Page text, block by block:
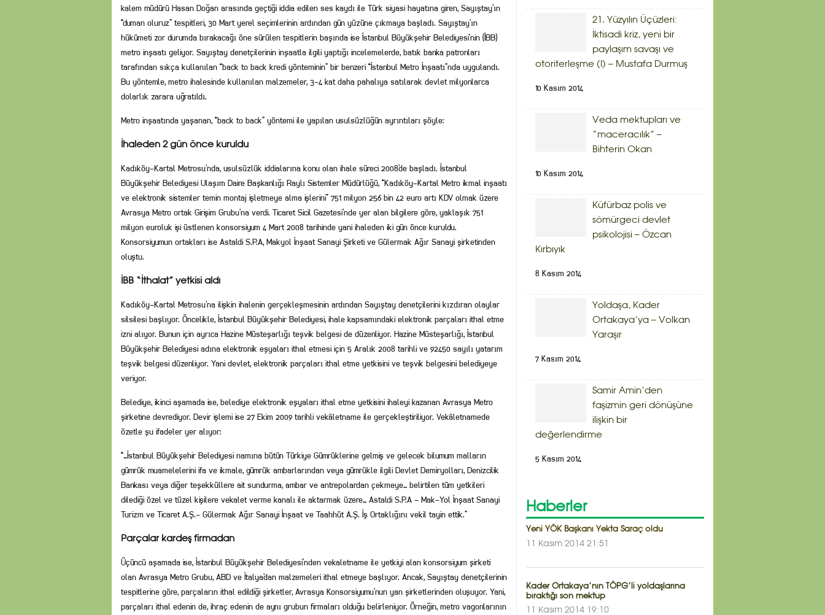
kalem müdürü Hasan Doğan arasında geçtiği iddia edilen ses kaydı ile Türk siyasi hayatına giren, Sayıştay’ın
“duman oluruz” tespitleri, 30 Mart yerel seçimlerinin ardından gün yüzüne çıkmaya başladı. Sayıştay’ın
hükümeti zor durumda bırakacağı öne sürülen tespitlerin başında ise İstanbul Büyükşehir Belediyesi’nin (İBB)
metro inşaatı geliyor. Sayıştay denetçilerinin inşaatla ilgili yaptığı incelemelerde, batık banka patronları
tarafından sıkça kullanılan “back to back kredi yönteminin” bir benzeri “İstanbul Metro İnşaatı”nda uygulandı.
Bu yöntemle, metro ihalesinde kullanılan malzemeler, 3-4 kat daha pahalıya satılarak devlet milyonlarca
dolarlık zarara uğratıldı.
Metro inşaatında yaşanan, “back to back” yöntemi ile yapılan usulsüzlüğün ayrıntıları şöyle:
İhaleden 2 gün önce kuruldu
Kadıköy-Kartal Metrosu’nda, usulsüzlük iddialarına konu olan ihale süreci 2008’de başladı. İstanbul
Büyükşehir Belediyesi Ulaşım Daire Başkanlığı Raylı Sistemler Müdürlüğü, “Kadıköy-Kartal Metro ikmal inşaatı
ve elektronik sistemler temin montaj işletmeye alma işlerini” 751 milyon 256 bin 42 euro artı KDV olmak üzere
Avrasya Metro ortak Girişim Grubu’na verdi. Ticaret Sicil Gazetesi’nde yer alan bilgilere göre, yaklaşık 751
milyon euroluk işi üstlenen konsorsiyum 4 Mart 2008 tarihinde yani ihaleden iki gün önce kuruldu.
Konsorsiyumun ortakları ise Astaldi S.P.A, Makyol İnşaat Sanayi Şirketi ve Gülermak Ağır Sanayi şirketinden
oluştu.
İBB “İthalat” yetkisi aldı
Kadıköy-Kartal Metrosu’na ilişkin ihalenin gerçekleşmesinin ardından Sayıştay denetçilerini kızdıran olaylar
silsilesi başlıyor. Öncelikle, İstanbul Büyükşehir Belediyesi, ihale kapsamındaki elektronik parçaları ithal etme
izni alıyor. Bunun için ayrıca Hazine Müsteşarlığı teşvik belgesi de düzenliyor. Hazine Müsteşarlığı, İstanbul
Büyükşehir Belediyesi adına elektronik eşyaları ithal etmesi için 5 Aralık 2008 tarihli ve 92450 sayılı yatarım
teşvik belgesi düzenliyor. Yani devlet, elektronik parçaları ithal etme yetkisini ve teşvik belgesini belediyeye
veriyor.
Belediye, ikinci aşamada ise, belediye elektronik eşyaları ithal etme yetkisini ihaleyi kazanan Avrasya Metro
şirketine devrediyor. Devir işlemi ise 27 Ekim 2009 tarihli vekâletname ile gerçekleştiriliyor. Vekâletnamede
özetle şu ifadeler yer alıyor:
“…İstanbul Büyükşehir Belediyesi namına bütün Türkiye Gümrüklerine gelmiş ve gelecek bilumum malların
gümrük muamelelerini ifa ve ikmale, gümrük ambarlarından veya gümrükle ilgili Devlet Demiryolları, Denizcilik
Bankası veya diğer teşekküllere ait sundurma, ambar ve antrepolardan çekmeye… belirtilen tüm yetkileri
dilediği özel ve tüzel kişilere vekalet verme kanalı ile aktarmak üzere… Astaldi S.P.A – Mak-Yol İnşaat Sanayi
Turizm ve Ticaret A.Ş.- Gülermak Ağır Sanayi İnşaat ve Taahhüt A.Ş. İş Ortaklığını vekil tayin ettik.”
Parçalar kardeş firmadan
Üçüncü aşamada ise, İstanbul Büyükşehir Belediyesi’nden vekaletname ile yetkiyi alan konsorsiyum şirketi
olan Avrasya Metro Grubu, ABD ve İtalya’dan malzemeleri ithal etmeye başlıyor. Ancak, Sayıştay denetçilerinin
tespitlerine göre, parçaların ithal edildiği şirketler, Avrasya Konsorsiyumu’nun yan şirketlerinden oluşuyor. Yani,
parçaları ithal edenin de, ihraç edenin de aynı grubun firmaları olduğu belirleniyor. Örneğin, metro vagonlarının
21. Yüzyılın Üçüzleri:
İktisadi kriz, yeni bir
paylaşım savaşı ve
otoriterleşme (I) – Mustafa Durmuş
10 Kasım 2014
Veda mektupları ve
“maceracılık” –
Bihterin Okan
10 Kasım 2014
Küfürbaz polis ve
sömürgeci devlet
psikolojisi – Özcan
Kırbıyık
8 Kasım 2014
Yoldaşa, Kader
Ortakaya’ya – Volkan
Yaraşır
7 Kasım 2014
Samir Amin’den
faşizmin geri dönüşüne
ilişkin bir
değerlendirme
5 Kasım 2014
Haberler
Yeni YÖK Başkanı Yekta Saraç oldu
11 Kasım 2014 21:51
Kader Ortakaya’nın TÖPG’li yoldaşlarına
bıraktığı son mektup
11 Kasım 2014 19:10